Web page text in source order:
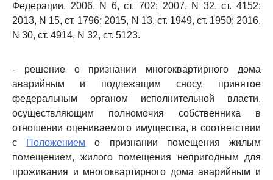
Федерации, 2006, N 6, ст. 702; 2007, N 32, ст. 4152;
2013, N 15, ст. 1796; 2015, N 13, ст. 1949, ст. 1950; 2016,
N 30, ст. 4914, N 32, ст. 5123.
- решение о признании многоквартирного дома
аварийным и подлежащим сносу, принятое
федеральным органом исполнительной власти,
осуществляющим полномочия собственника в
отношении оцениваемого имущества, в соответствии
с
Положением о признании помещения жилым
помещением, жилого помещения непригодным для
проживания и многоквартирного дома аварийным и